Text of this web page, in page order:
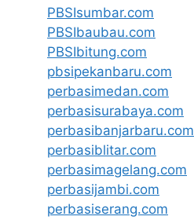
PBSIsumbar.com
PBSIbaubau.com
PBSIbitung.com
pbsipekanbaru.com
perbasimedan.com
perbasisurabaya.com
perbasibanjarbaru.com
perbasiblitar.com
perbasimagelang.com
perbasijambi.com
perbasiserang.com